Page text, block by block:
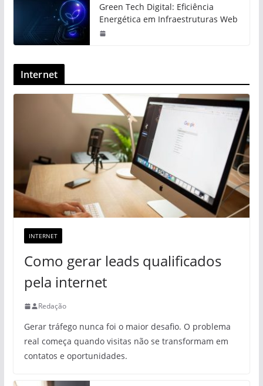
Green Tech Digital: Eficiência
Energética em Infraestruturas Web
Internet
INTERNET
Como gerar leads qualificados
pela internet
Redação
Gerar tráfego nunca foi o maior desafio. O problema
real começa quando visitas não se transformam em
contatos e oportunidades.